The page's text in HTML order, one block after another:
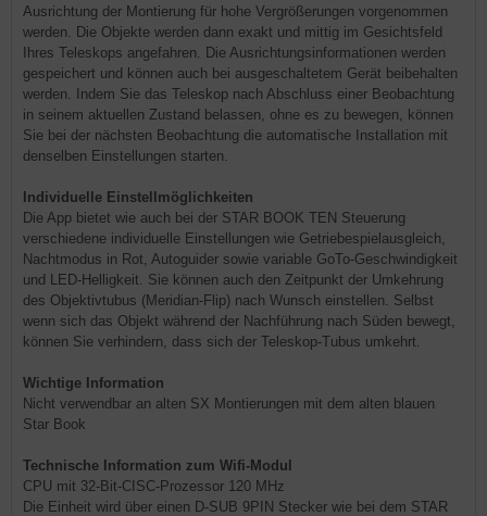
Ausrichtung der Montierung für hohe Vergrößerungen vorgenommen
werden. Die Objekte werden dann exakt und mittig im Gesichtsfeld
Ihres Teleskops angefahren. Die Ausrichtungsinformationen werden
gespeichert und können auch bei ausgeschaltetem Gerät beibehalten
werden. Indem Sie das Teleskop nach Abschluss einer Beobachtung
in seinem aktuellen Zustand belassen, ohne es zu bewegen, können
Sie bei der nächsten Beobachtung die automatische Installation mit
denselben Einstellungen starten.
Individuelle Einstellmöglichkeiten
Die App bietet wie auch bei der STAR BOOK TEN Steuerung
verschiedene individuelle Einstellungen wie Getriebespielausgleich,
Nachtmodus in Rot, Autoguider sowie variable GoTo-Geschwindigkeit
und LED-Helligkeit. Sie können auch den Zeitpunkt der Umkehrung
des Objektivtubus (Meridian-Flip) nach Wunsch einstellen. Selbst
wenn sich das Objekt während der Nachführung nach Süden bewegt,
können Sie verhindern, dass sich der Teleskop-Tubus umkehrt.
Wichtige Information
Nicht verwendbar an alten SX Montierungen mit dem alten blauen
Star Book
Technische Information zum Wifi-Modul
CPU mit 32-Bit-CISC-Prozessor 120 MHz
Die Einheit wird über einen D-SUB 9PIN Stecker wie bei dem STAR